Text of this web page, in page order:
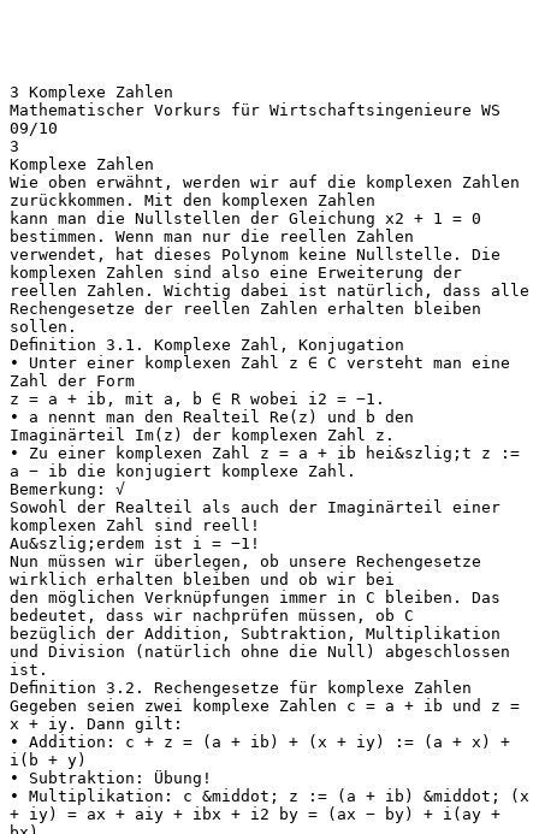
3 Komplexe Zahlen
Mathematischer Vorkurs für Wirtschaftsingenieure WS
09/10
3
Komplexe Zahlen
Wie oben erwähnt, werden wir auf die komplexen Zahlen
zurückkommen. Mit den komplexen Zahlen
kann man die Nullstellen der Gleichung x2 + 1 = 0
bestimmen. Wenn man nur die reellen Zahlen
verwendet, hat dieses Polynom keine Nullstelle. Die
komplexen Zahlen sind also eine Erweiterung der
reellen Zahlen. Wichtig dabei ist natürlich, dass alle
Rechengesetze der reellen Zahlen erhalten bleiben
sollen.
Deﬁnition 3.1. Komplexe Zahl, Konjugation
• Unter einer komplexen Zahl z ∈ C versteht man eine
Zahl der Form
z = a + ib, mit a, b ∈ R wobei i2 = −1.
• a nennt man den Realteil Re(z) und b den
Imaginärteil Im(z) der komplexen Zahl z.
• Zu einer komplexen Zahl z = a + ib hei&szlig;t z :=
a − ib die konjugiert komplexe Zahl.
Bemerkung: √
Sowohl der Realteil als auch der Imaginärteil einer
komplexen Zahl sind reell!
Au&szlig;erdem ist i = −1!
Nun müssen wir überlegen, ob unsere Rechengesetze
wirklich erhalten bleiben und ob wir bei
den möglichen Verknüpfungen immer in C bleiben. Das
bedeutet, dass wir nachprüfen müssen, ob C
bezüglich der Addition, Subtraktion, Multiplikation
und Division (natürlich ohne die Null) abgeschlossen
ist.
Deﬁnition 3.2. Rechengesetze für komplexe Zahlen
Gegeben seien zwei komplexe Zahlen c = a + ib und z =
x + iy. Dann gilt:
• Addition: c + z = (a + ib) + (x + iy) := (a + x) +
i(b + y)
• Subtraktion: Übung!
• Multiplikation: c &middot; z := (a + ib) &middot; (x
+ iy) = ax + aiy + ibx + i2 by = (ax − by) + i(ay +